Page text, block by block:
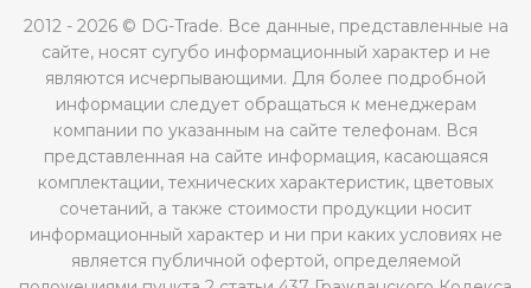
2012 - 2026 © DG-Trade. Все данные, представленные на
сайте, носят сугубо информационный характер и не
являются исчерпывающими. Для более подробной
информации следует обращаться к менеджерам
компании по указанным на сайте телефонам. Вся
представленная на сайте информация, касающаяся
комплектации, технических характеристик, цветовых
сочетаний, а также стоимости продукции носит
информационный характер и ни при каких условиях не
является публичной офертой, определяемой